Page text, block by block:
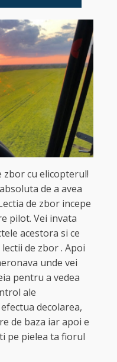
zbor cu elicopterul!
de a avea
de zbor incepe
pilot. Vei invata
acestora si ce
de zbor . Apoi
unde vei
pentru a vedea
ale
decolarea,
de baza iar apoi e
pe pielea ta fiorul